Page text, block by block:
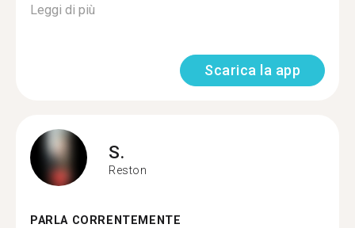
Leggi di più
Scarica la app
S.
Reston
PARLA CORRENTEMENTE